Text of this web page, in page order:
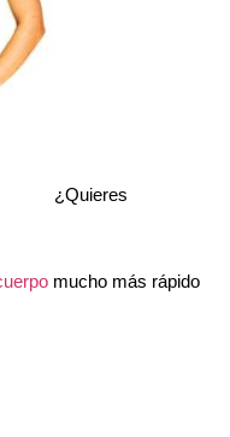
¿Quieres
mucho más rápido